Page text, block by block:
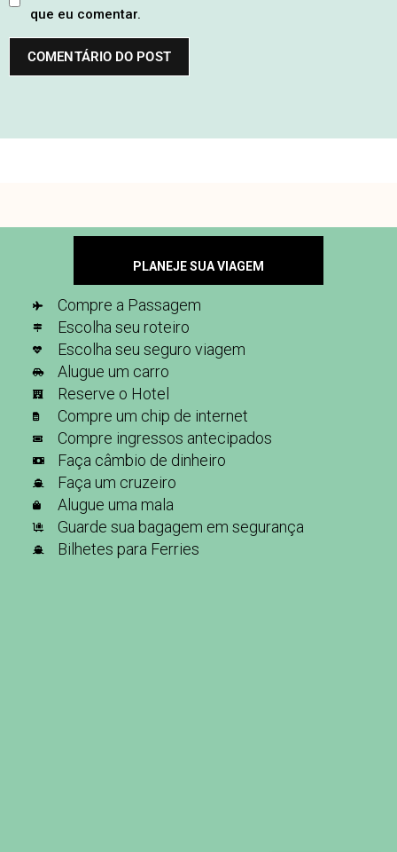
que eu comentar.
PLANEJE SUA VIAGEM
Compre a Passagem
Escolha seu roteiro
Escolha seu seguro viagem
Alugue um carro
Reserve o Hotel
Compre um chip de internet
Compre ingressos antecipados
Faça câmbio de dinheiro
Faça um cruzeiro
Alugue uma mala
Guarde sua bagagem em segurança
Bilhetes para Ferries